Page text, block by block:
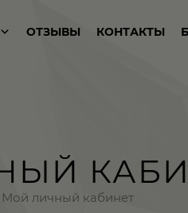
ОТЗЫВЫ КОНТАКТЫ
личный кабинет